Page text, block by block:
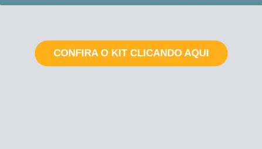
CONFIRA O KIT CLICANDO AQUI